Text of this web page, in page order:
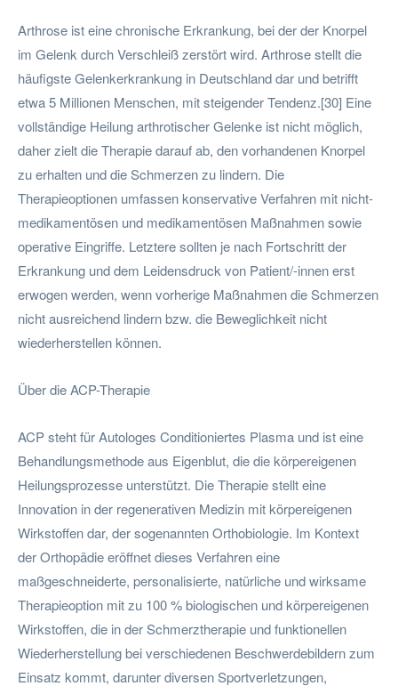
Arthrose ist eine chronische Erkrankung, bei der der Knorpel
im Gelenk durch Verschleiß zerstört wird. Arthrose stellt die
häufigste Gelenkerkrankung in Deutschland dar und betrifft
etwa 5 Millionen Menschen, mit steigender Tendenz.[30] Eine
vollständige Heilung arthrotischer Gelenke ist nicht möglich,
daher zielt die Therapie darauf ab, den vorhandenen Knorpel
zu erhalten und die Schmerzen zu lindern. Die
Therapieoptionen umfassen konservative Verfahren mit nicht-
medikamentösen und medikamentösen Maßnahmen sowie
operative Eingriffe. Letztere sollten je nach Fortschritt der
Erkrankung und dem Leidensdruck von Patient/-innen erst
erwogen werden, wenn vorherige Maßnahmen die Schmerzen
nicht ausreichend lindern bzw. die Beweglichkeit nicht
wiederherstellen können.
Über die ACP-Therapie
ACP steht für Autologes Conditioniertes Plasma und ist eine
Behandlungsmethode aus Eigenblut, die die körpereigenen
Heilungsprozesse unterstützt. Die Therapie stellt eine
Innovation in der regenerativen Medizin mit körpereigenen
Wirkstoffen dar, der sogenannten Orthobiologie. Im Kontext
der Orthopädie eröffnet dieses Verfahren eine
maßgeschneiderte, personalisierte, natürliche und wirksame
Therapieoption mit zu 100 % biologischen und körpereigenen
Wirkstoffen, die in der Schmerztherapie und funktionellen
Wiederherstellung bei verschiedenen Beschwerdebildern zum
Einsatz kommt, darunter diversen Sportverletzungen,